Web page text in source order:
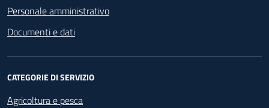
Personale amministrativo
Documenti e dati
CATEGORIE DI SERVIZIO
Agricoltura e pesca